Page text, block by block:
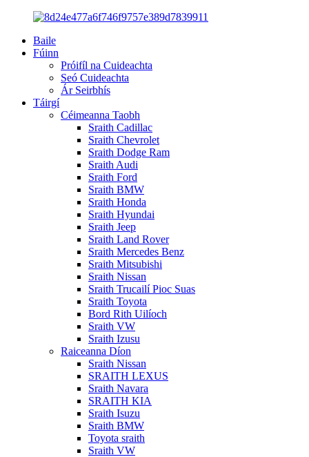
Baile
Fúinn
Próifíl na Cuideachta
Seó Cuideachta
Ár Seirbhís
Táirgí
Céimeanna Taobh
Sraith Cadillac
Sraith Chevrolet
Sraith Dodge Ram
Sraith Audi
Sraith Ford
Sraith BMW
Sraith Honda
Sraith Hyundai
Sraith Jeep
Sraith Land Rover
Sraith Mercedes Benz
Sraith Mitsubishi
Sraith Nissan
Sraith Trucailí Pioc Suas
Sraith Toyota
Bord Rith Uilíoch
Sraith VW
Sraith Izusu
Raiceanna Díon
Sraith Nissan
SRAITH LEXUS
Sraith Navara
SRAITH KIA
Sraith Isuzu
Sraith BMW
Toyota sraith
Sraith VW